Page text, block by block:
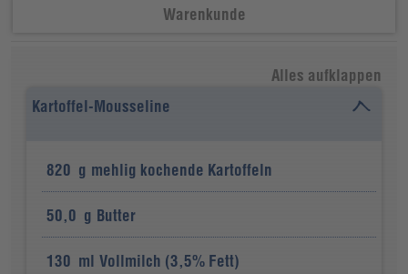
Warenkunde
Alles aufklappen
Kartoffel-Mousseline
820 g mehlig kochende Kartoffeln
50,0 g Butter
130 ml Vollmilch (3,5% Fett)